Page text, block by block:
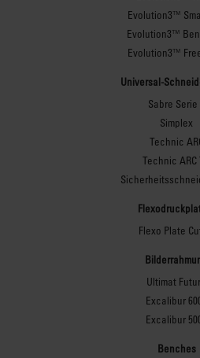
Anpassbare,
Evolution3™
Evolution3™
Evolution3™
Universal-
Sabre Serie
Simplex
Technic
Technic ARC
Flexo Plate
Ultimat
Excalibur
Excalibur
Benches